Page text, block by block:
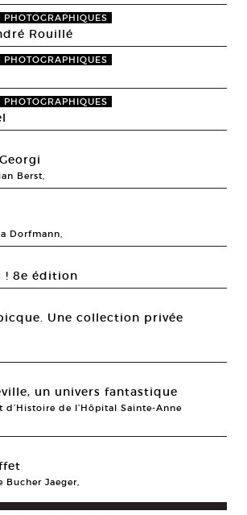
PHOTOGRAPHIQUES
Rouillé
PHOTOGRAPHIQUES
PHOTOGRAPHIQUES
Berst,
Dorfmann,
! 8e édition
Une collection privée
un univers fantastique
d’Histoire de l’Hôpital Sainte-Anne
Bucher Jaeger,